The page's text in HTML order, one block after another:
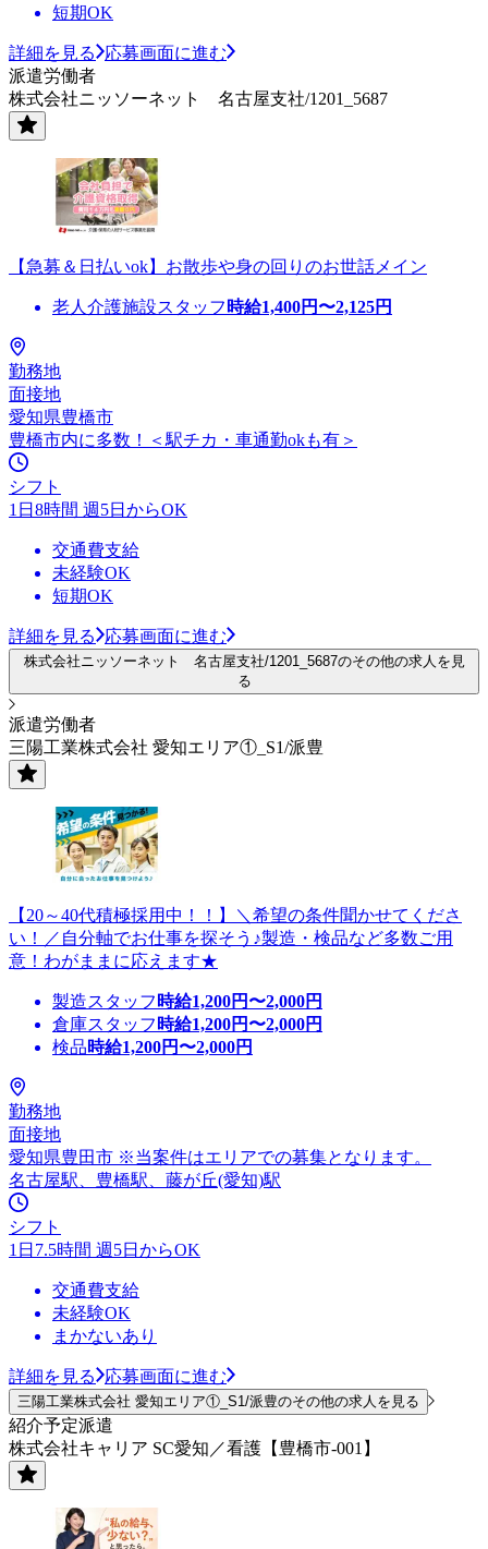
短期OK
詳細を見る
応募画面に進む
派遣労働者
株式会社ニッソーネット 名古屋支社/1201_5687
【急募＆日払いok】お散歩や身の回りのお世話メイン
老人介護施設スタッフ 時給1,400円〜2,125円
勤務地
面接地
愛知県豊橋市
豊橋市内に多数！＜駅チカ・車通勤okも有＞
シフト
1日8時間 週5日からOK
交通費支給
未経験OK
短期OK
詳細を見る 応募画面に進む
株式会社ニッソーネット 名古屋支社/1201_5687のその他の求人を見
る
派遣労働者
三陽工業株式会社 愛知エリア①_S1/派豊
【20～40代積極採用中！！】＼希望の条件聞かせてくださ
い！／自分軸でお仕事を探そう♪製造・検品など多数ご用
意！わがままに応えます★
製造スタッフ 時給1,200円〜2,000円
倉庫スタッフ 時給1,200円〜2,000円
検品時給1,200円〜2,000円
勤務地
面接地
愛知県豊田市 ※当案件はエリアでの募集となります。
名古屋駅、豊橋駅、藤が丘(愛知)駅
シフト
1日7.5時間 週5日からOK
交通費支給
未経験OK
まかないあり
詳細を見る 応募画面に進む
三陽工業株式会社 愛知エリア①_S1/派豊のその他の求人を見る
紹介予定派遣
株式会社キャリア SC愛知／看護【豊橋市-001】